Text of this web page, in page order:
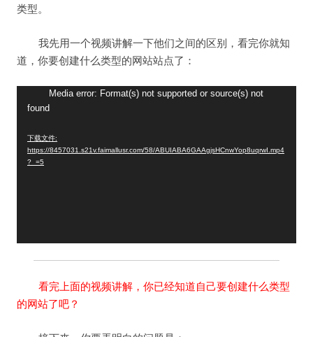
类型。
我先用一个视频讲解一下他们之间的区别，看完你就知
道，你要创建什么类型的网站站点了：
Media error: Format(s) not supported or source(s) not
found
下载文件:
https://8457031.s21v.faimallusr.com/58/ABUIABA6GAAgjsHCnwYop8uqrwI.mp4
?_=5
看完上面的视频讲解，你已经知道自己要创建什么类型
的网站了吧？